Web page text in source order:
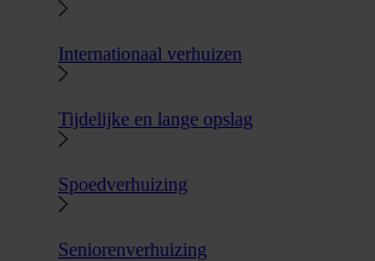
Internationaal verhuizen
Tijdelijke en lange opslag
Spoedverhuizing
Seniorenverhuizing